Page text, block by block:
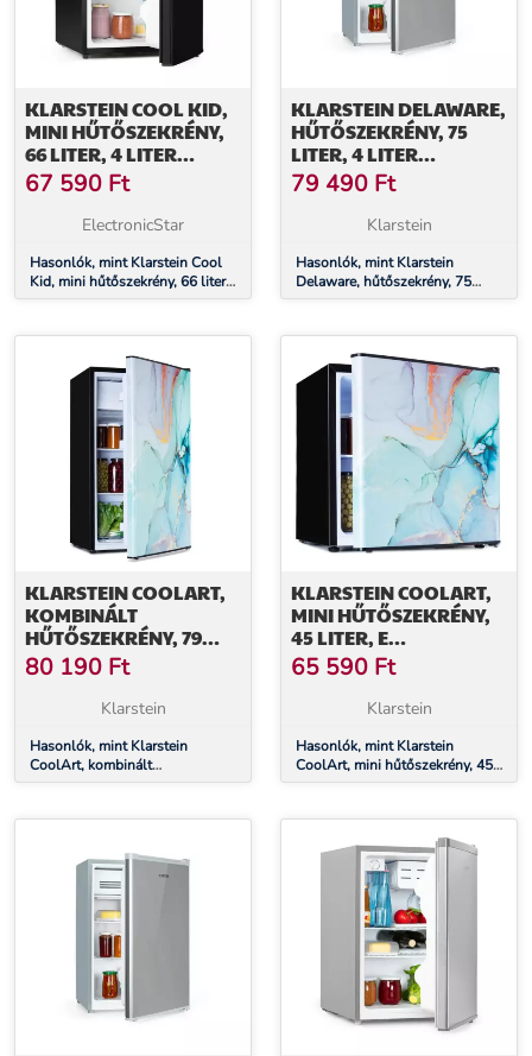
KLARSTEIN COOL KID,
MINI HŰTŐSZEKRÉNY,
66 LITER, 4 LITER
FAGYASZTÓREKESZ, 41
DB, F
ENERGIAHATÉKONYSÁGI
67 590 Ft
ElectronicStar
Hasonlók, mint Klarstein Cool
Kid, mini hűtőszekrény, 66 liter,
4 liter fagyasztórekesz, 41 dB, F
fekete
KLARSTEIN DELAWARE,
HŰTŐSZEKRÉNY, 75
LITER, 4 LITER
FAGYASZTÓ, E
ENERGIAHATÉKONYSÁGI
OSZTÁLY,
79 490 Ft
Klarstein
Hasonlók, mint Klarstein
Delaware, hűtőszekrény, 75
liter, 4 liter fagyasztó, E
kompresszió hűtés
KLARSTEIN COOLART,
KOMBINÁLT
HŰTŐSZEKRÉNY, 79
LITER, E
ENERGIAHATÉKONYSÁGI
OSZTÁLY, 9 LITER
FORMATERVEZETT
AJTÓ
80 190 Ft
Klarstein
Hasonlók, mint Klarstein
CoolArt, kombinált
hűtőszekrény, 79 liter, E
liter fagyasztó, formatervezett
KLARSTEIN COOLART,
MINI HŰTŐSZEKRÉNY,
45 LITER, E
ENERGIAHATÉKONYSÁGI
OSZTÁLY, 1,5 LITER
FAGYASZTÓ,
AJTÓ
65 590 Ft
Klarstein
Hasonlók, mint Klarstein
CoolArt, mini hűtőszekrény, 45
liter, E energiahatékonysági
formatervezett ajtó